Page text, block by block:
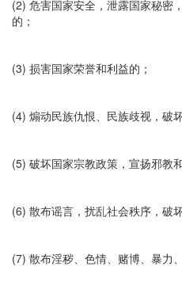
(2) 危害国家安全，泄露国家秘密
的；
(3) 损害国家荣誉和利益的；
(4) 煽动民族仇恨、民族歧视，破
(5) 破坏国家宗教政策，宣扬邪教
(6) 散布谣言，扰乱社会秩序，破
(7) 散布淫秽、色情、赌博、暴力